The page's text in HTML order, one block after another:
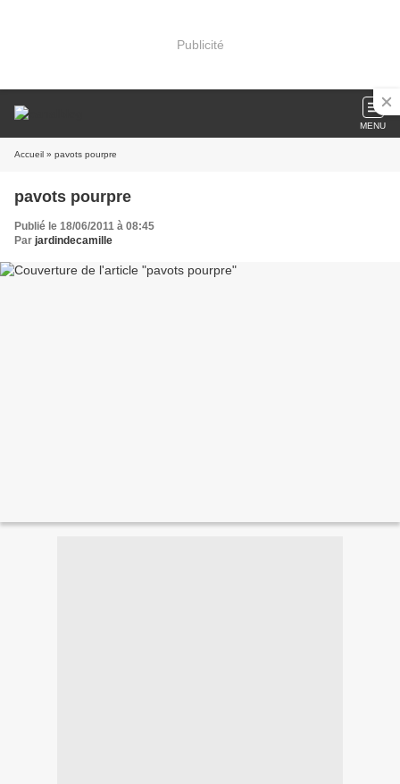
Publicité
MENU
Accueil » pavots pourpre
pavots pourpre
Publié le 18/06/2011 à 08:45
Par jardindecamille